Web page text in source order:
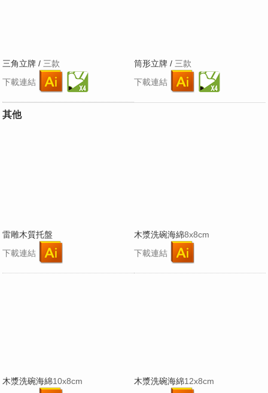
三角立牌 / 三款
下載連結
筒形立牌 / 三款
下載連結
其他
雷雕木質托盤
下載連結
木漿洗碗海綿8x8cm
下載連結
木漿洗碗海綿10x8cm
木漿洗碗海綿12x8cm